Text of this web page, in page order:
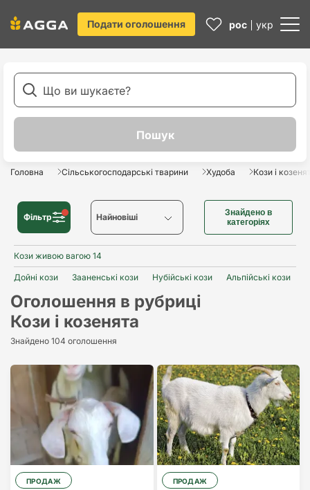
Подати оголошення рос укр
Головна Сільськогосподарські тварини Худоба Кози і
Фільтр Найновіші
Найдорожчий
Знайдено в
категоріях
Кози живою вагою 14
Дойні кози Зааненські кози Нубійські кози Альпійські кози
Оголошення в рубриці
Кози і козенята
Знайдено 104 оголошення
ПРОДАЖ ПРОДАЖ